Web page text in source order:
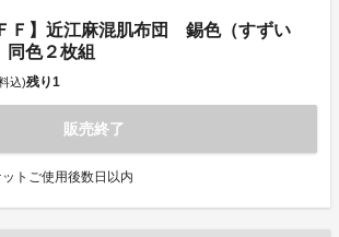
Ｆ】近江麻混肌布団 錫色（すずい
色２枚組
込)残り1
販売終了
トご使用後数日以内